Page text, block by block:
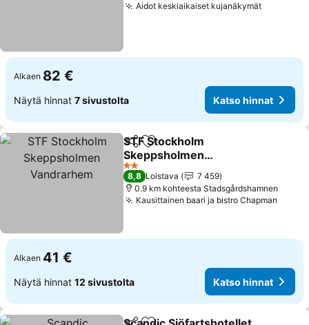
Aidot keskiaikaiset kujanäkymät
Alkaen 82 €
Näytä hinnat 7 sivustolta Katso hinnat
Jaa Lisää suosikkeihin
STF Stockholm
Skeppsholmen
Vandrarhem
2 Tähtiluokitus
8,8 Loistava
7 459
0.9 km kohteesta Stadsgårdshamnen
Kausittainen baari ja bistro Chapman
Alkaen 41 €
Näytä hinnat 12 sivustolta Katso hinnat